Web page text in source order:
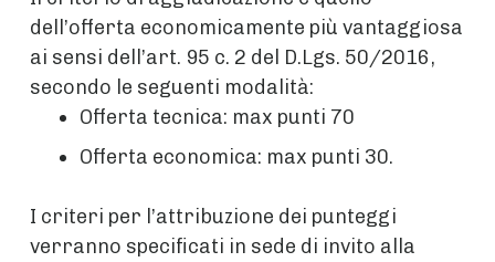
dell’offerta economicamente più vantaggiosa
ai sensi dell’art. 95 c. 2 del D.Lgs. 50/2016,
secondo le seguenti modalità:
Offerta tecnica: max punti 70
Offerta economica: max punti 30.
I criteri per l’attribuzione dei punteggi
verranno specificati in sede di invito alla